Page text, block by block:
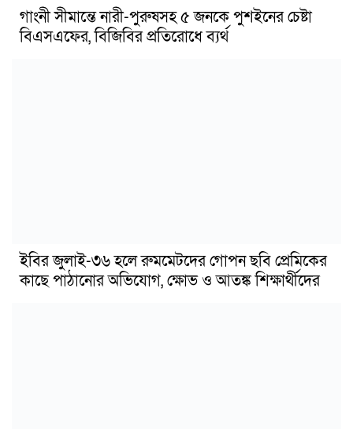
গাংনী সীমান্তে নারী-পুরুষসহ ৫ জনকে পুশইনের চেষ্টা
বিএসএফের, বিজিবির প্রতিরোধে ব্যর্থ
ইবির জুলাই-৩৬ হলে রুমমেটদের গোপন ছবি প্রেমিকের
কাছে পাঠানোর অভিযোগ, ক্ষোভ ও আতঙ্ক শিক্ষার্থীদের